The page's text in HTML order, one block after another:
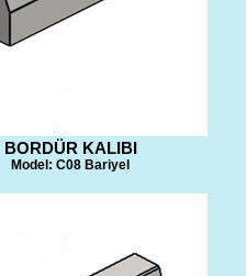
BORDÜR KALIBI
Model: C08 Bariyel